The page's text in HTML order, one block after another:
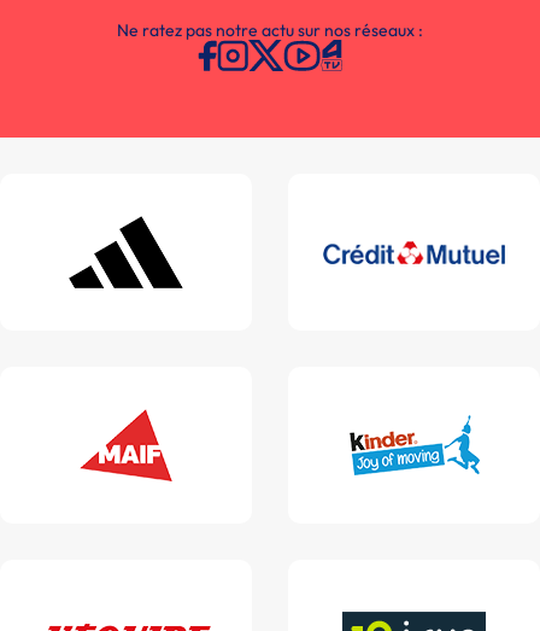
Ne ratez pas notre actu sur nos réseaux :